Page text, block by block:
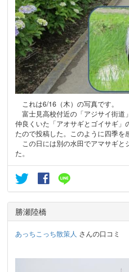
これは6/16（木）の写真です。
富士見高校付近の「アジサイ街道
仲良くいた「アオサギとゴイサギ」
たので投稿した。このように四季を
この日には別の水田でアマサギと
た。
勝瀬陸橋
あっちこっち散策人 さんの口コミ